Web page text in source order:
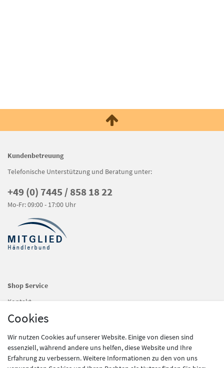
Kundenbetreuung
Telefonische Unterstützung und Beratung unter:
+49 (0) 7445 / 858 18 22
Mo-Fr: 09:00 - 17:00 Uhr
Shop Service
Kontakt
Zahlung und Versand
Widerrufsrecht
Batteriegesetz
Information
Cookies
Wir nutzen Cookies auf unserer Website. Einige von diesen sind
essenziell, während andere uns helfen, diese Website und Ihre
Erfahrung zu verbessern. Weitere Informationen zu den von uns